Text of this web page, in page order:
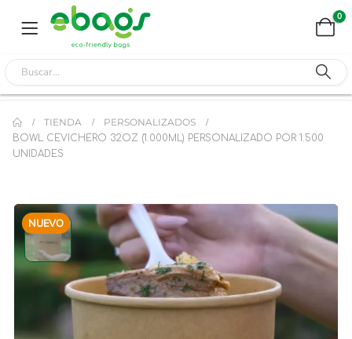
0
TIENDA PERSONALIZADOS
BOWL CEVICHERO 32OZ (1.000ML) PERSONALIZADO POR 1.500
UNIDADES
NUEVO